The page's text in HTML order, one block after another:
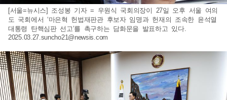
[서울=뉴시스] 조성봉 기자 = 우원식 국회의장이 27일 오후 서울 여의
도 국회에서 ‘마은혁 헌법재판관 후보자 임명과 헌재의 조속한 윤석열
대통령 탄핵심판 선고’를 촉구하는 담화문을 발표하고 있다.
2025.03.27.suncho21@newsis.com